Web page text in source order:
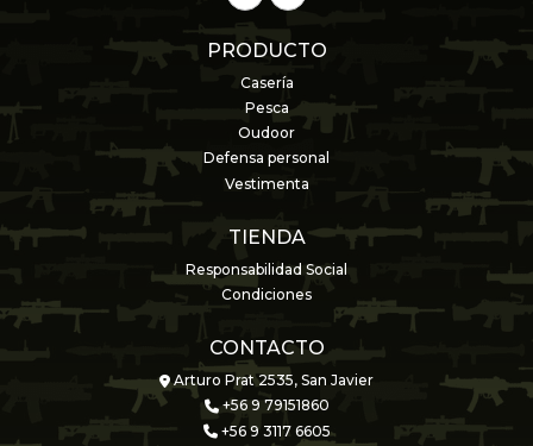
PRODUCTO
Casería
Pesca
Oudoor
Defensa personal
Vestimenta
TIENDA
Responsabilidad Social
Condiciones
CONTACTO
Arturo Prat 2535, San Javier
+56 9 79151860
+56 9 3117 6605